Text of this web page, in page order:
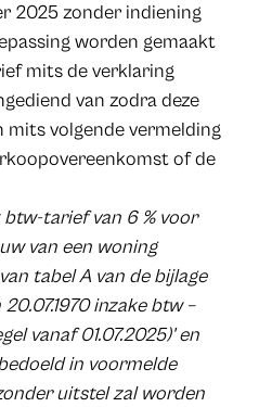
2025 zonder indiening
worden gemaakt
mits de verklaring
van zodra deze
mits volgende vermelding
of de
btw-tarief van 6 % voor
van een woning
tabel A van de bijlage
inzake btw –
vanaf 01.07.2025)' en
in voormelde
uitstel zal worden